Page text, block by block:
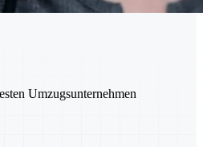
Umzugsunternehmen